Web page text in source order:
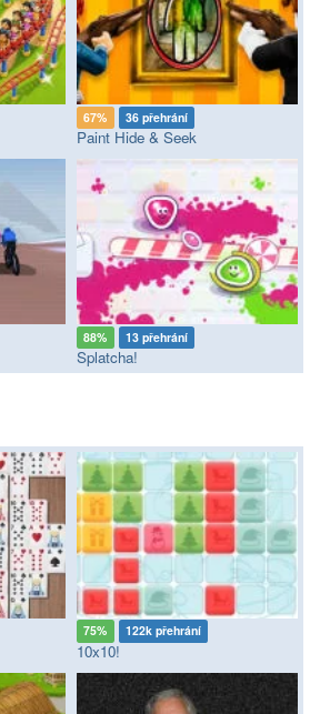
67% 36 přehrání
Paint Hide & Seek
88% 13 přehrání
Splatcha!
75% 122k přehrání
10x10!